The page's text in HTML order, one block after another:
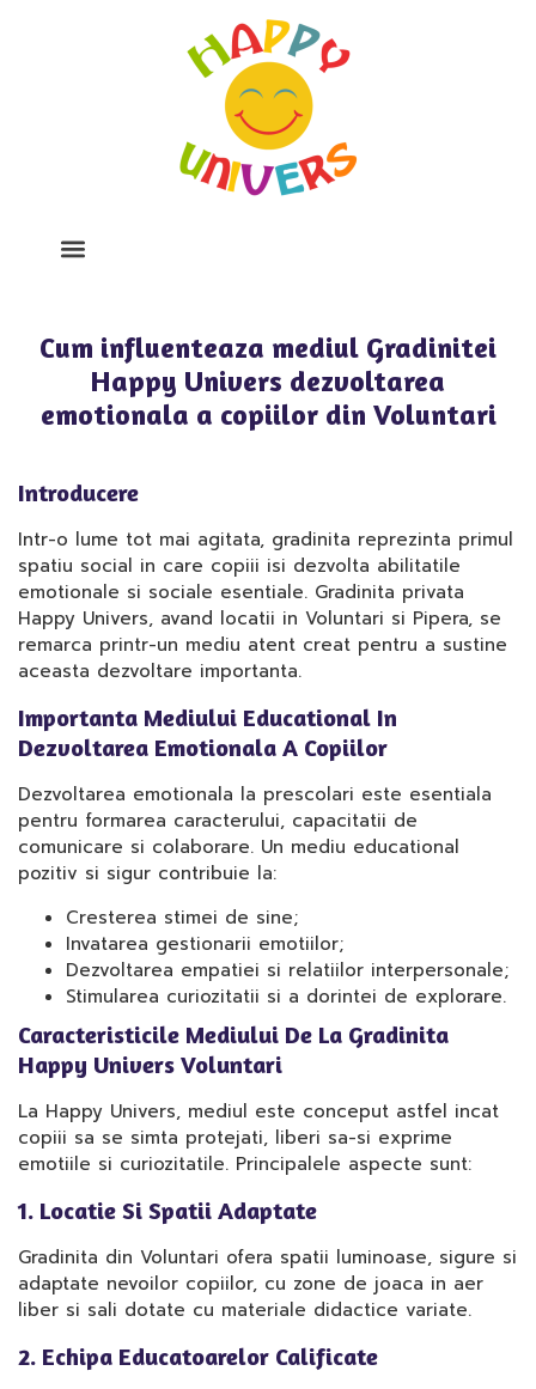
Cum influenteaza mediul Gradinitei
Happy Univers dezvoltarea
emotionala a copiilor din Voluntari
Introducere
Intr-o lume tot mai agitata, gradinita reprezinta primul
spatiu social in care copiii isi dezvolta abilitatile
emotionale si sociale esentiale. Gradinita privata
Happy Univers, avand locatii in Voluntari si Pipera, se
remarca printr-un mediu atent creat pentru a sustine
aceasta dezvoltare importanta.
Importanta Mediului Educational In
Dezvoltarea Emotionala A Copiilor
Dezvoltarea emotionala la prescolari este esentiala
pentru formarea caracterului, capacitatii de
comunicare si colaborare. Un mediu educational
pozitiv si sigur contribuie la:
Cresterea stimei de sine;
Invatarea gestionarii emotiilor;
Dezvoltarea empatiei si relatiilor interpersonale;
Stimularea curiozitatii si a dorintei de explorare.
Caracteristicile Mediului De La Gradinita
Happy Univers Voluntari
La Happy Univers, mediul este conceput astfel incat
copiii sa se simta protejati, liberi sa-si exprime
emotiile si curiozitatile. Principalele aspecte sunt:
1. Locatie Si Spatii Adaptate
Gradinita din Voluntari ofera spatii luminoase, sigure si
adaptate nevoilor copiilor, cu zone de joaca in aer
liber si sali dotate cu materiale didactice variate.
2. Echipa Educatoarelor Calificate